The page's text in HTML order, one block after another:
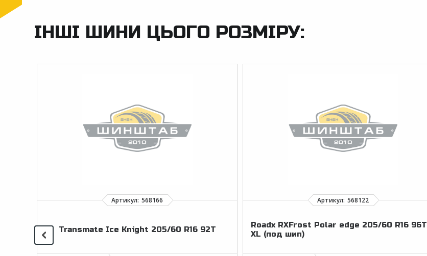
ІНШІ ШИНИ ЦЬОГО РОЗМІРУ:
Transmate Ice Knight 205/60 R16 92T
Roadx RXFrost Polar edge 205/60 R16 96T
XL (под шип)